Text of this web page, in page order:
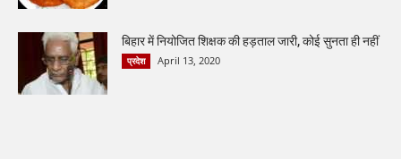
बिहार में नियोजित शिक्षक की हड़ताल जारी, कोई सुनता ही नहीं
प्रदेश April 13, 2020